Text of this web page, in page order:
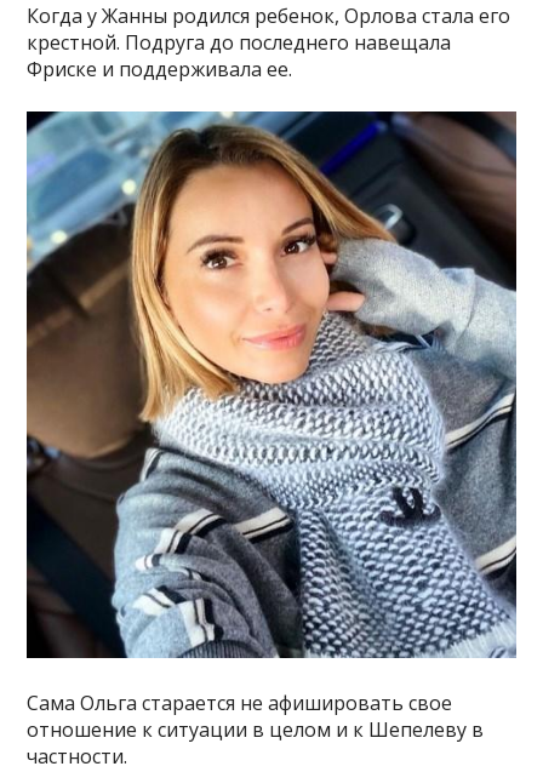
Когда у Жанны родился ребенок, Орлова стала его
крестной. Подруга до последнего навещала
Фриске и поддерживала ее.
Сама Ольга старается не афишировать свое
отношение к ситуации в целом и к Шепелеву в
частности.